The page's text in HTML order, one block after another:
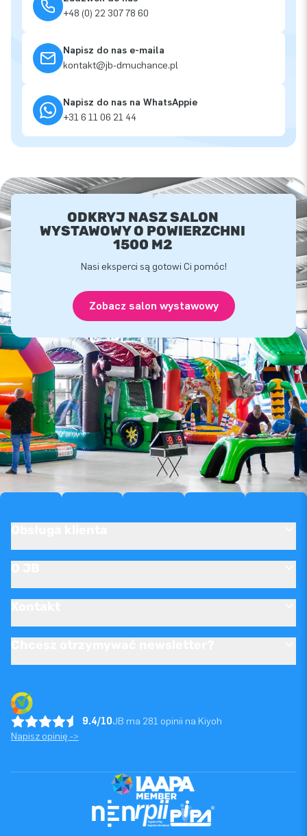
+48 (0) 22 307 78 60
Napisz do nas e-maila
kontakt@jb-dmuchance.pl
Napisz do nas na WhatsAppie
+31 6 11 06 21 44
ODKRYJ NASZ SALON
WYSTAWOWY O POWIERZCHNI
1500 M2
Nasi eksperci są gotowi Ci pomóc!
Zobacz salon wystawowy
9.4/10JB ma 281 opinii na Kiyoh
Napisz opinię ->